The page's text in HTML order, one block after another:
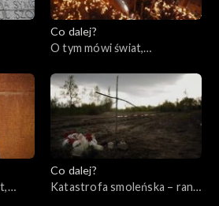
Co dalej?
O tym mówi świat,
Co dalej?
Katastrofa smoleńska – rana